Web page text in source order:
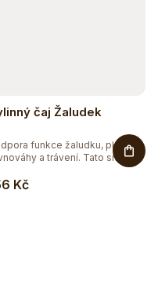
čaj Žaludek
Kč
funkce žaludku, pH
a trávení. Tato směs...